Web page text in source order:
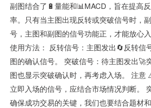
副图结合了🔋量能和📊MACD，旨在提高
率。只有当主图出现反转或突破信号时，
号，主图和副图的信号功能正，才能放心入
使用方法： 反转信号：主图发出🔄反转信
图的确认信号。 突破信号：待主图发出🚀
图也显示突破确认时，再考虑入场。 注
立即入场的信号，应结合市场情况判断。
确保成功交易的关键，我们也要结合题材